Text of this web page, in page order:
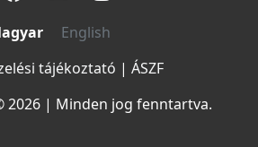
English
tájékoztató | ÁSZF
2026| Minden jog fenntartva.